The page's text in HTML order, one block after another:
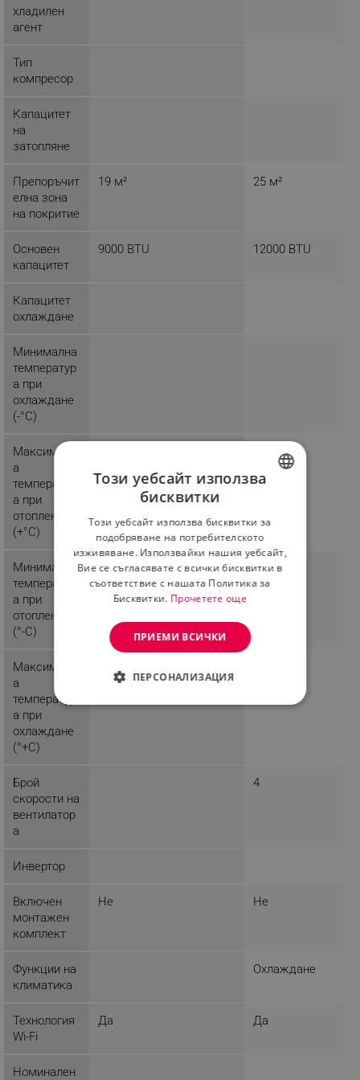
Режим "сън"
хладилен
агент
Тип
компресор
Капацитет
на
затопляне
Препоръчит
елна зона
на покритие
19 м² 25 м²
Основен
капацитет
9000 BTU 12000 BTU
Капацитет
охлаждане
Минимална
температур
а при
охлаждане
(-°C)
Максималн
а
температур
а при
отопление
(+°C)
Минимална
температур
а при
отопление
(°-C)
-20
Максималн
а
температур
а при
охлаждане
(°+C)
Брой
скорости на
вентилатор
а
4
Инвертор
Включен
монтажен
комплект
Не Не
Функции на
климатика
Охлаждане
Технология
Wi-Fi
Да Да
Номинален
ROMANIAN
Този уебсайт използва
бисквитки
Този уебсайт използва бисквитки за
подобряване на потребителското
изживяване. Използвайки нашия уебсайт,
Вие се съгласявате с всички бисквитки в
съответствие с нашата Политика за
Бисквитки. Прочетете още
ПРИЕМИ ВСИЧКИ
ПЕРСОНАЛИЗАЦИЯ
СТРОГО НЕОБХОДИМО
Строго необходимо
Ефективност
акаунта. Уебсайтът не може да се използва